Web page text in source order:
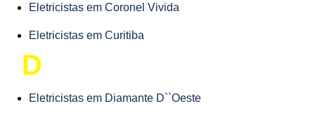
Eletricistas em Coronel Vivida
Eletricistas em Curitiba
D
Eletricistas em Diamante D``Oeste